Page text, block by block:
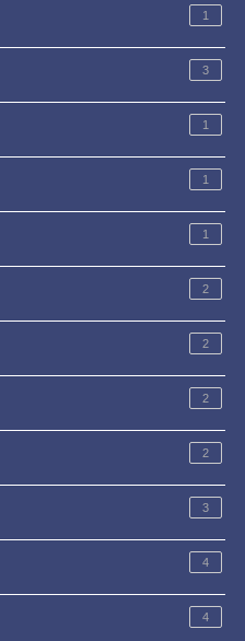
1
3
1
1
1
2
2
2
2
3
4
4